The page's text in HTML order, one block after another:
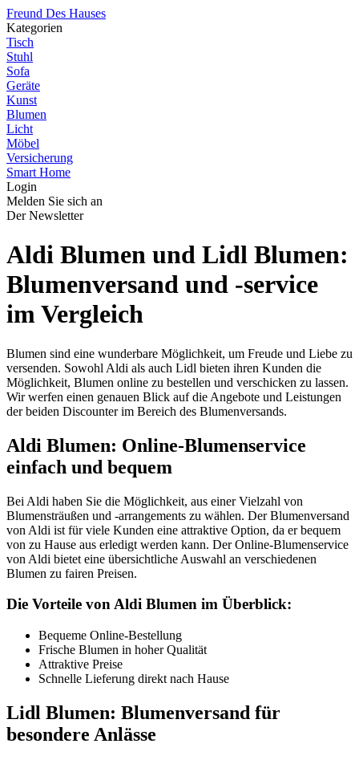
Freund Des Hauses
Kategorien
Tisch
Stuhl
Sofa
Geräte
Kunst
Blumen
Licht
Möbel
Versicherung
Smart Home
Login
Melden Sie sich an
Der Newsletter
Aldi Blumen und Lidl Blumen:
Blumenversand und -service
im Vergleich
Blumen sind eine wunderbare Möglichkeit, um Freude und Liebe zu
versenden. Sowohl Aldi als auch Lidl bieten ihren Kunden die
Möglichkeit, Blumen online zu bestellen und verschicken zu lassen.
Wir werfen einen genauen Blick auf die Angebote und Leistungen
der beiden Discounter im Bereich des Blumenversands.
Aldi Blumen: Online-Blumenservice
einfach und bequem
Bei Aldi haben Sie die Möglichkeit, aus einer Vielzahl von
Blumensträußen und -arrangements zu wählen. Der Blumenversand
von Aldi ist für viele Kunden eine attraktive Option, da er bequem
von zu Hause aus erledigt werden kann. Der Online-Blumenservice
von Aldi bietet eine übersichtliche Auswahl an verschiedenen
Blumen zu fairen Preisen.
Die Vorteile von Aldi Blumen im Überblick:
Bequeme Online-Bestellung
Frische Blumen in hoher Qualität
Attraktive Preise
Schnelle Lieferung direkt nach Hause
Lidl Blumen: Blumenversand für
besondere Anlässe